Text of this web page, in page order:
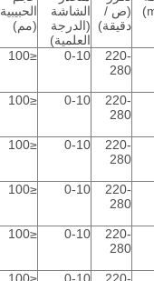
(ص /
دقيقة)
الشاشة
(الدرجة
العلمية)
الحبيبية
(مم)
220-
280
0-10
≤100
220-
280
0-10
≤100
220-
280
0-10
≤100
220-
280
0-10
≤100
220-
280
0-10
≤100
220-
0-10
≤100